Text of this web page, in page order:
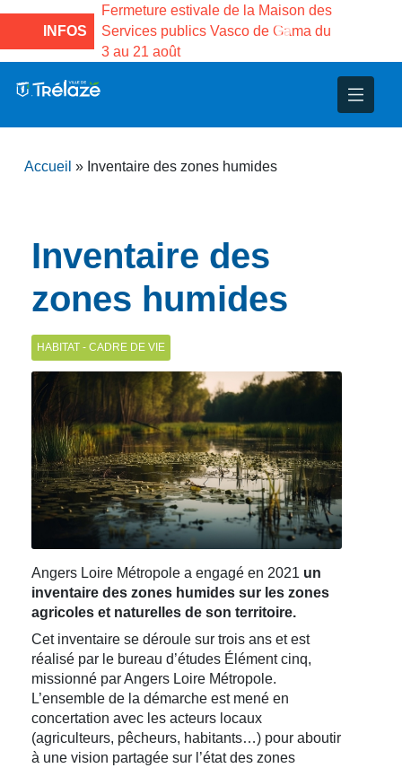
INFOS
la
au 17 août
18 août à 16h
Fermeture estivale de la Maison des
Services publics Vasco de Gama du
3 au 21 août
et d’animations
Projets
Accueil » Inventaire des zones humides
Inventaire des
zones humides
HABITAT - CADRE DE VIE
Angers Loire Métropole a engagé en 2021 un
inventaire des zones humides sur les zones
agricoles et naturelles de son territoire.
Cet inventaire se déroule sur trois ans et est
réalisé par le bureau d’études Élément cinq,
missionné par Angers Loire Métropole.
L’ensemble de la démarche est mené en
concertation avec les acteurs locaux
(agriculteurs, pêcheurs, habitants…) pour aboutir
à une vision partagée sur l’état des zones